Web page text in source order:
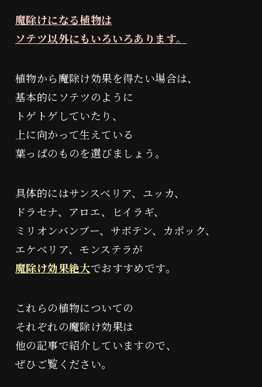
魔除けになる植物は
ソテツ以外にもいろいろあります。
植物から魔除け効果を得たい場合は、
基本的にソテツのように
トゲトゲしていたり、
上に向かって生えている
葉っぱのものを選びましょう。
具体的にはサンスベリア、ユッカ、
ドラセナ、アロエ、ヒイラギ、
ミリオンバンブー、サボテン、カポック、
エケベリア、モンステラが
魔除け効果絶大でおすすめです。
これらの植物についての
それぞれの魔除け効果は
他の記事で紹介していますので、
ぜひご覧ください。